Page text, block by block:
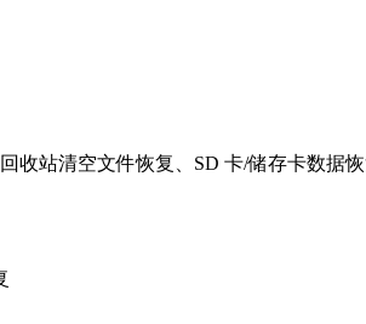
站清空文件恢复、SD 卡/储存卡数据